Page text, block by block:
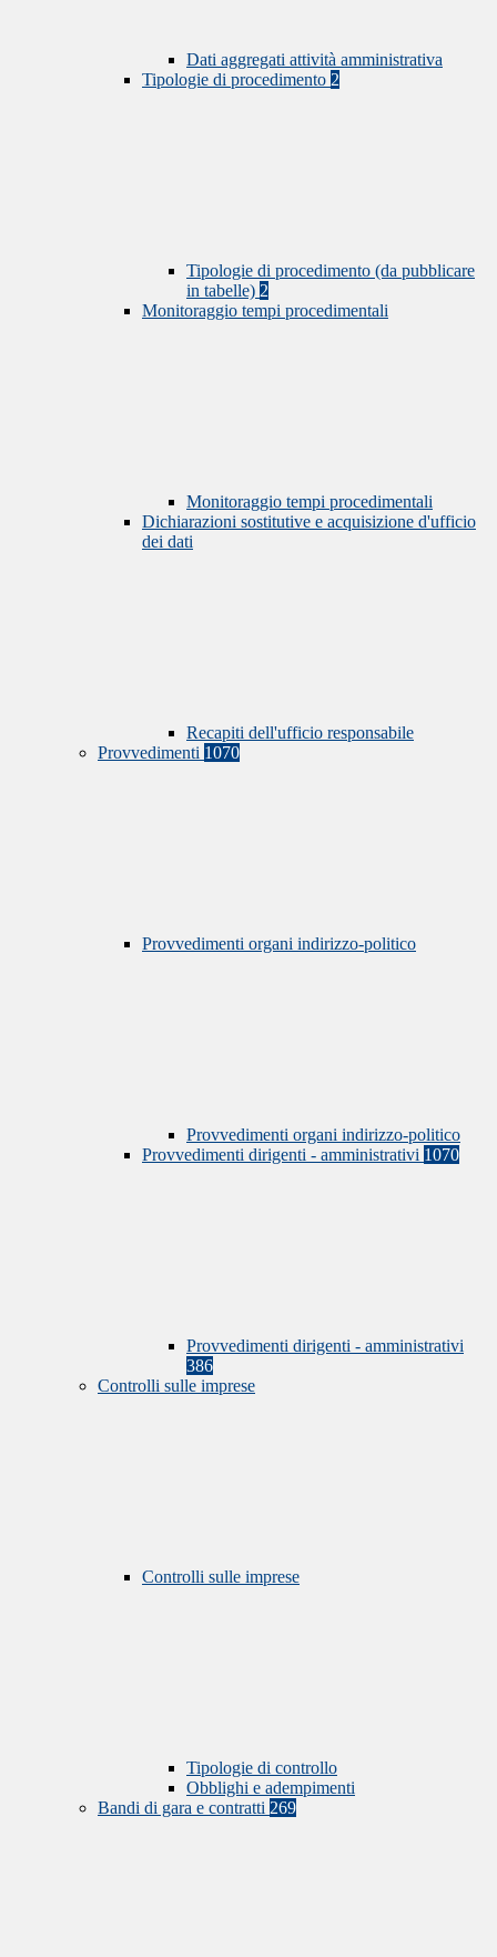
Dati aggregati attività amministrativa
Tipologie di procedimento 2
Tipologie di procedimento (da pubblicare
in tabelle) 2
Monitoraggio tempi procedimentali
Monitoraggio tempi procedimentali
Dichiarazioni sostitutive e acquisizione d'ufficio
dei dati
Recapiti dell'ufficio responsabile
Provvedimenti 1070
Provvedimenti organi indirizzo-politico
Provvedimenti organi indirizzo-politico
Provvedimenti dirigenti - amministrativi 1070
Provvedimenti dirigenti - amministrativi
386
Controlli sulle imprese
Controlli sulle imprese
Tipologie di controllo
Obblighi e adempimenti
Bandi di gara e contratti 269